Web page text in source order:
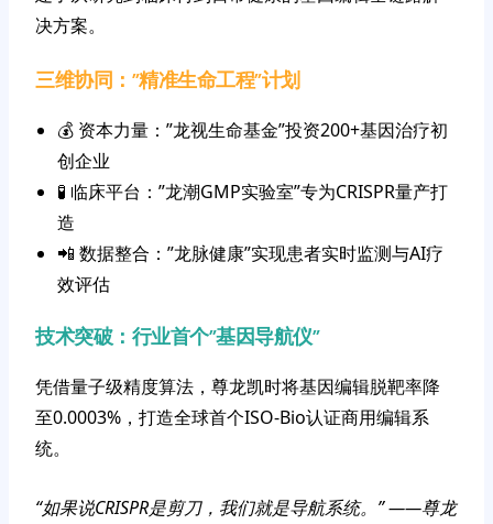
决方案。
三维协同：”精准生命工程”计划
💰 资本力量：”龙视生命基金”投资200+基因治疗初
创企业
🧪 临床平台：”龙潮GMP实验室”专为CRISPR量产打
造
📲 数据整合：”龙脉健康”实现患者实时监测与AI疗
效评估
技术突破：行业首个”基因导航仪”
凭借量子级精度算法，尊龙凯时将基因编辑脱靶率降
至0.0003%，打造全球首个ISO-Bio认证商用编辑系
统。
“如果说CRISPR是剪刀，我们就是导航系统。” ——尊龙